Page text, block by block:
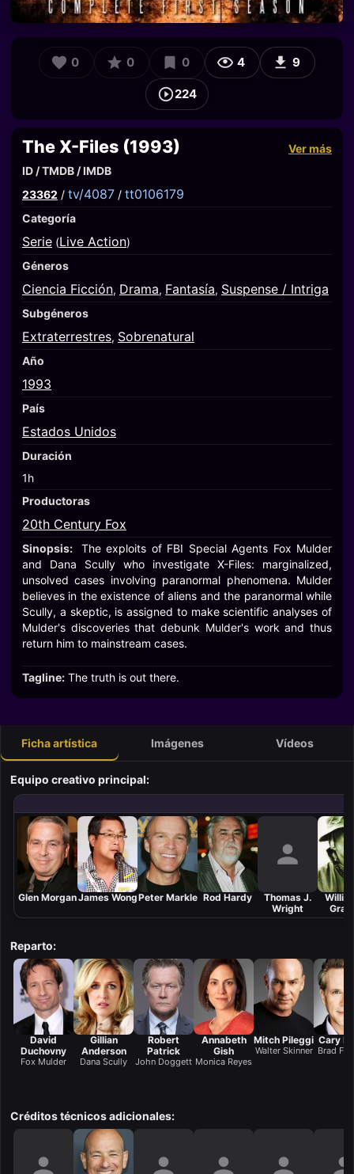
0 0 0 4 9
224
The X-Files (1993)
Ver más
ID / TMDB / IMDB
23362 / tv/4087 / tt0106179
Categoría
Serie (Live Action)
Géneros
Ciencia Ficción, Drama, Fantasía, Suspense / Intriga
Subgéneros
Extraterrestres, Sobrenatural
Año
1993
País
Estados Unidos
Duración
1h
Productoras
20th Century Fox
Sinopsis:
The exploits of FBI Special Agents Fox Mulder
and Dana Scully who investigate X-Files: marginalized,
unsolved cases involving paranormal phenomena. Mulder
believes in the existence of aliens and the paranormal while
Scully, a skeptic, is assigned to make scientific analyses of
Mulder's discoveries that debunk Mulder's work and thus
return him to mainstream cases.
Tagline: The truth is out there.
Ficha artística Imágenes Vídeos
Equipo creativo principal:
Glen MorganJames WongPeter Markle Rod Hardy
Thomas J.
Wright
Reparto:
David
Duchovny
Fox Mulder
Gillian
Anderson
Dana Scully
Robert
Patrick
John Doggett
Annabeth
Gish
Monica Reyes
Mitch Pileggi
Walter Skinner
Cary
Brad
Créditos técnicos adicionales: